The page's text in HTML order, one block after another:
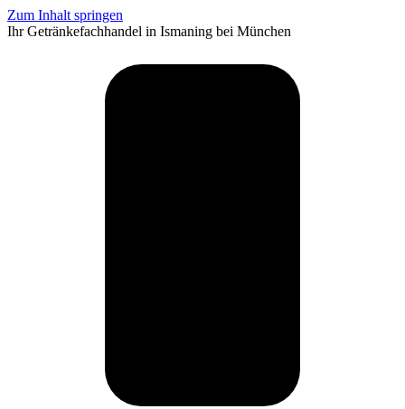
Zum Inhalt springen
Ihr Getränkefachhandel in Ismaning bei München